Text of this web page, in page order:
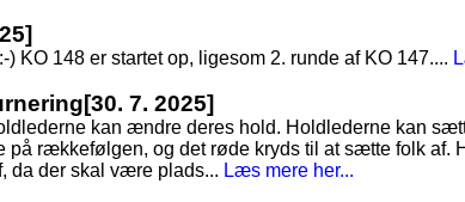
KO 148 er startet op, ligesom 2. runde af KO 147....
[30. 7. 2025]
kan ændre deres hold. Holdlederne kan
rækkefølgen, og det røde kryds til at sætte folk af.
da der skal være plads... Læs mere her...